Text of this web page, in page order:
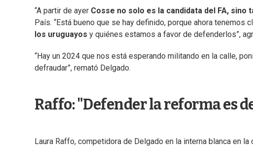
“A partir de ayer Cosse no solo es la candidata del FA, sino
País. “Está bueno que se hay definido, porque ahora tenemos
los uruguayos y quiénes estamos a favor de defenderlos”,
“Hay un 2024 que nos está esperando militando en la calle,
defraudar”, remató Delgado.
Raffo: "Defender la reforma es
Laura Raffo, competidora de Delgado en la interna blanca en